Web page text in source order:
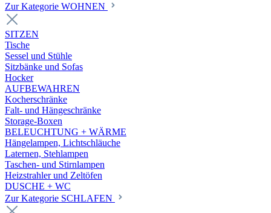
Zur Kategorie WOHNEN
SITZEN
Tische
Sessel und Stühle
Sitzbänke und Sofas
Hocker
AUFBEWAHREN
Kocherschränke
Falt- und Hängeschränke
Storage-Boxen
BELEUCHTUNG + WÄRME
Hängelampen, Lichtschläuche
Laternen, Stehlampen
Taschen- und Stirnlampen
Heizstrahler und Zeltöfen
DUSCHE + WC
Zur Kategorie SCHLAFEN